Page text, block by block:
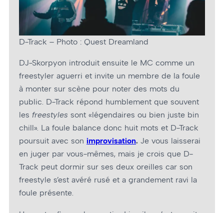
D-Track – Photo : Quest Dreamland
DJ-Skorpyon introduit ensuite le MC comme un
freestyler aguerri et invite un membre de la foule
à monter sur scène pour noter des mots du
public. D-Track répond humblement que souvent
les freestyles sont «légendaires ou bien juste bin
chill». La foule balance donc huit mots et D-Track
poursuit avec son improvisation. Je vous laisserai
en juger par vous-mêmes, mais je crois que D-
Track peut dormir sur ses deux oreilles car son
freestyle s’est avéré rusé et a grandement ravi la
foule présente.